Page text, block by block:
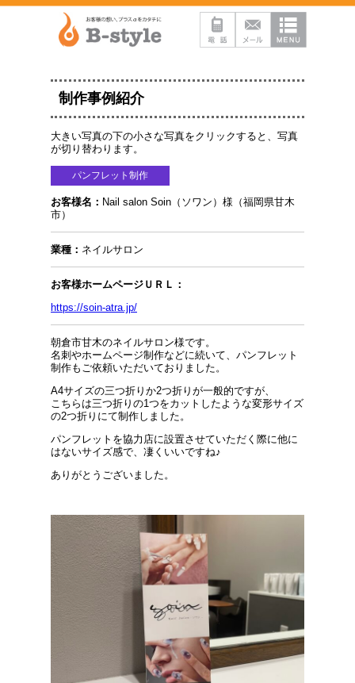
制作事例紹介
大きい写真の下の小さな写真をクリックすると、写真
が切り替わります。
パンフレット制作
お客様名： Nail salon Soin（ソワン）様（福岡県甘木
市）
業種： ネイルサロン
お客様ホームページＵＲＬ：
https://soin-atra.jp/
朝倉市甘木のネイルサロン様です。
名刺やホームページ制作などに続いて、パンフレット
制作もご依頼いただいておりました。
A4サイズの三つ折りか2つ折りが一般的ですが、
こちらは三つ折りの1つをカットしたような変形サイズ
の2つ折りにて制作しました。
パンフレットを協力店に設置させていただく際に他に
はないサイズ感で、凄くいいですね♪
ありがとうございました。